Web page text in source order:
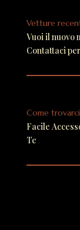
Vetture
Vuoi il nuovo
Contattaci
Come trovarci
Facile
Te